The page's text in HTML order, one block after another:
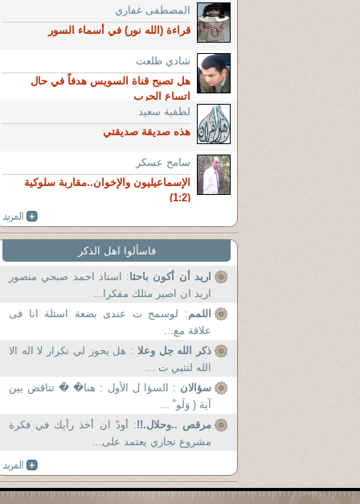
المصطفى غفاري
قراءة (الله نور) في أسماء السور
شادي طلعت
هل تصبح قناة السويس هدفاً في حال
اتساع الحرب
لطفية سعيد
هذه صديقة صديقتي
سامح عسكر
الإسماعيليون والإخوان..مقاربة سلوكية
(1:2)
فاسألوا اهل الذكر
اريد أن أكون باحثا: استاذ احمد صبحي منصور
اريد ان اصير مثلك مفكرا...
اللمم: لوسمح ت عندى بضعة اسئلة انا فى
علاقة مع...
ذكر الله جل وعلا : هل يحوز لي تكرار لا اله الا
الله لتثبي ت ...
سؤالان : السؤا ل الأول : هنا� � تناقض بين
آية ( وَلَو ْ ...
مرقص ..وحلال.!!: أودّ ان أخذ رأيك في فكرة
مشروع تجاري يعتمد على...